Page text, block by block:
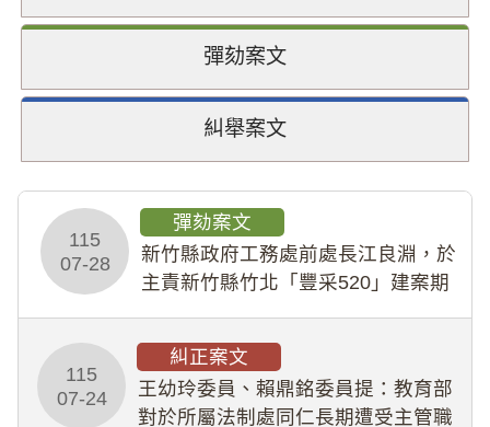
彈劾案文
糾舉案文
115
07-28
彈劾案文
新竹縣政府工務處前處長江良淵，於
主責新竹縣竹北「豐采520」建案期
幣1,483萬餘元，並長期收受建商餽
贈；復罔顧公共安全，圖利默許建商
於停工期間
115
07-24
糾正案文
王幼玲委員、賴鼎銘委員提：教育部
對於所屬法制處同仁長期遭受主管職